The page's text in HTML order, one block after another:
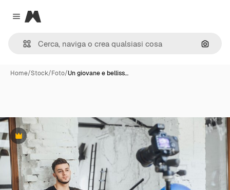
Close menu
Magnific
Cerca
Home/Stock/Foto/Un giovane e belliss…
Premium